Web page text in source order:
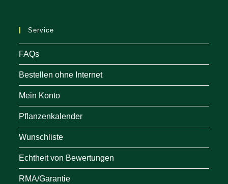
Service
FAQs
Bestellen ohne Internet
Mein Konto
Pflanzenkalender
Wunschliste
Echtheit von Bewertungen
RMA/Garantie